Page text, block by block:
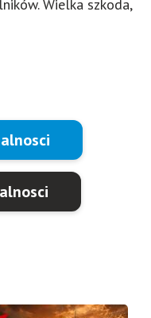
Wielka szkoda,